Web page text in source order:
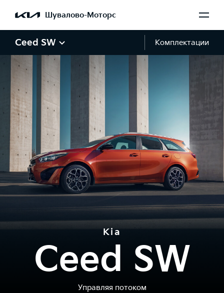
Шувалово-Моторс
Ceed SW Комплектации
Kia
Ceed SW
Управляя потоком